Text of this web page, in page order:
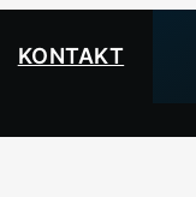
KONTAKT